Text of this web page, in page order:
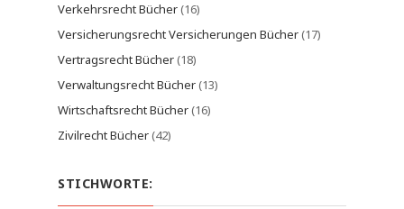
Verkehrsrecht Bücher(16)
Versicherungsrecht Versicherungen Bücher(17)
Vertragsrecht Bücher(18)
Verwaltungsrecht Bücher(13)
Wirtschaftsrecht Bücher(16)
Zivilrecht Bücher(42)
STICHWORTE: